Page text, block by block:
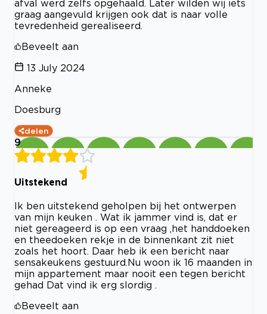
afval werd zelfs opgehaald. Later wilden wij iets
graag aangevuld krijgen ook dat is naar volle
tevredenheid gerealiseerd.
Beveelt aan
13 July 2024
Anneke
Doesburg
delen
9
Uitstekend
Ik ben uitstekend geholpen bij het ontwerpen
van mijn keuken . Wat ik jammer vind is, dat er
niet gereageerd is op een vraag ,het handdoeken
en theedoeken rekje in de binnenkant zit niet
zoals het hoort. Daar heb ik een bericht naar
sensakeukens gestuurd.Nu woon ik 16 maanden in
mijn appartement maar nooit een tegen bericht
gehad Dat vind ik erg slordig .
Beveelt aan